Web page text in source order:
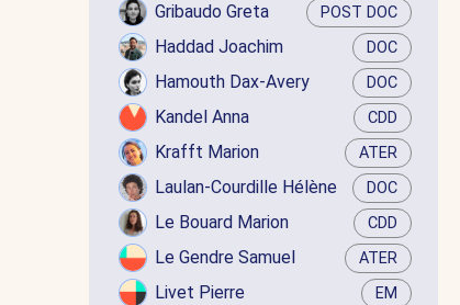
Gribaudo Greta POST DOC
Haddad Joachim DOC
Hamouth Dax-Avery DOC
Kandel Anna CDD
Krafft Marion ATER
Laulan-Courdille Hélène DOC
Le Bouard Marion CDD
Le Gendre Samuel ATER
Livet Pierre EM